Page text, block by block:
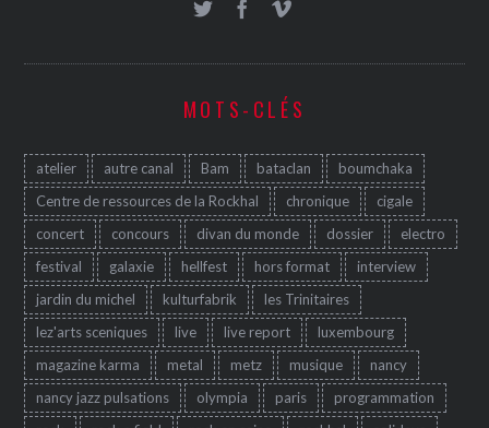
MOTS-CLÉS
atelier autre canal Bam bataclan
boumchaka
Centre de ressources de la Rockhal
chronique
cigale
concert
concours divan du monde dossier
electro
festival
galaxie hellfest hors format
interview
jardin du michel
kulturfabrik
les Trinitaires
lez'arts sceniques
live live report
luxembourg
magazine karma
metal metz musique
nancy
nancy jazz pulsations
olympia paris
programmation